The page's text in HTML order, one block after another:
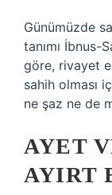
Günümüzde
tanımı İbnus-
göre, rivayet
sahih olması
ne şaz ne de
AYET
AYIRT